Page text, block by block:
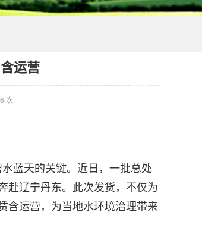
运营
次
蓝天的关键。近日，一批总处
赴辽宁丹东。此次发货，不仅为
运营，为当地水环境治理带来